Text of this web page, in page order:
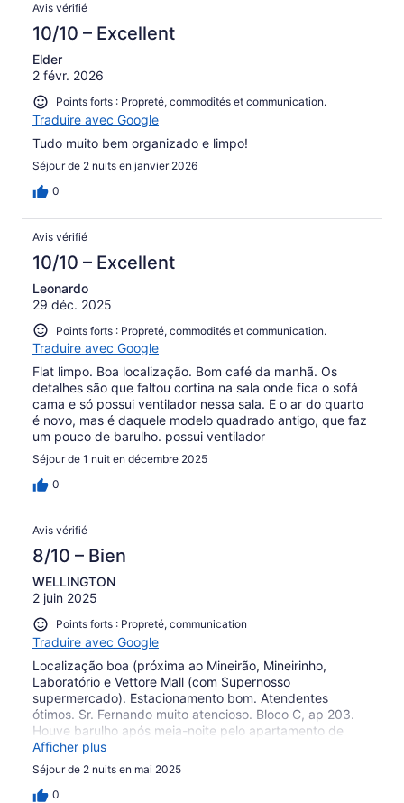
Avis vérifié
10/10 – Excellent
Elder
2 févr. 2026
Points forts : Propreté, commodités et communication.
Traduire avec Google
Tudo muito bem organizado e limpo!
Séjour de 2 nuits en janvier 2026
0
Avis vérifié
10/10 – Excellent
Leonardo
29 déc. 2025
Points forts : Propreté, commodités et communication.
Traduire avec Google
Flat limpo. Boa localização. Bom café da manhã. Os
detalhes são que faltou cortina na sala onde fica o sofá
cama e só possui ventilador nessa sala. E o ar do quarto
é novo, mas é daquele modelo quadrado antigo, que faz
um pouco de barulho. possui ventilador
Séjour de 1 nuit en décembre 2025
0
Avis vérifié
8/10 – Bien
WELLINGTON
2 juin 2025
Points forts : Propreté, communication
Traduire avec Google
Localização boa (próxima ao Mineirão, Mineirinho,
Laboratório e Vettore Mall (com Supernosso
supermercado). Estacionamento bom. Atendentes
ótimos. Sr. Fernando muito atencioso. Bloco C, ap 203.
Houve barulho após meia-noite pelo apartamento de
cima ou de outro do terceiro andar. Café farto e almoço
gostoso.
Afficher plus
Séjour de 2 nuits en mai 2025
0